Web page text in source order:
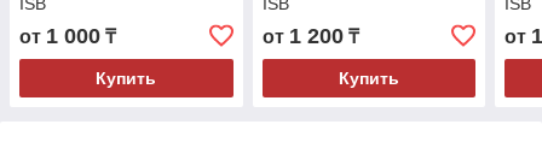
ISB
от 1 000 ₸
Купить
ISB
от 1 200₸
Купить
ISB
от